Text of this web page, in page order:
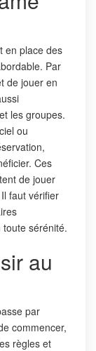
en place des
Par
de jouer en
les groupes.
ou
Ces
de jouer
faut vérifier
toute sérénité.
au
par
commencer,
règles et